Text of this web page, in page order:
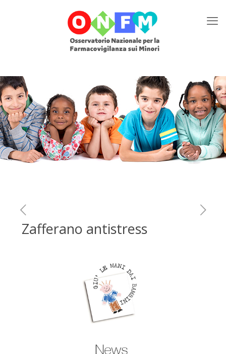
Zafferano antistress